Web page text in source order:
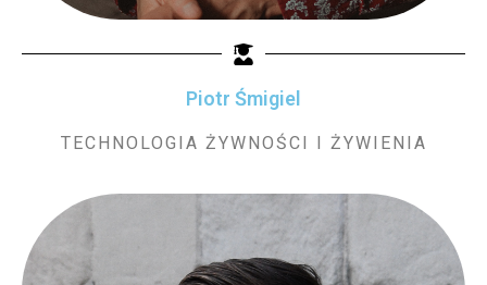
Piotr Śmigiel
TECHNOLOGIA ŻYWNOŚCI I ŻYWIENIA